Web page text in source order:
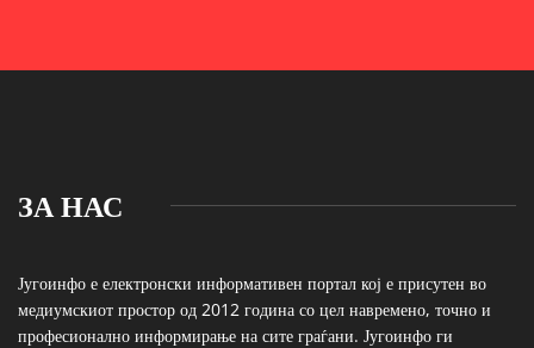
ЗА НАС
Југоинфо е електронски информативен портал кој е присутен во
медиумскиот простор од 2012 година со цел навремено, точно и
професионално информирање на сите граѓани. Југоинфо ги